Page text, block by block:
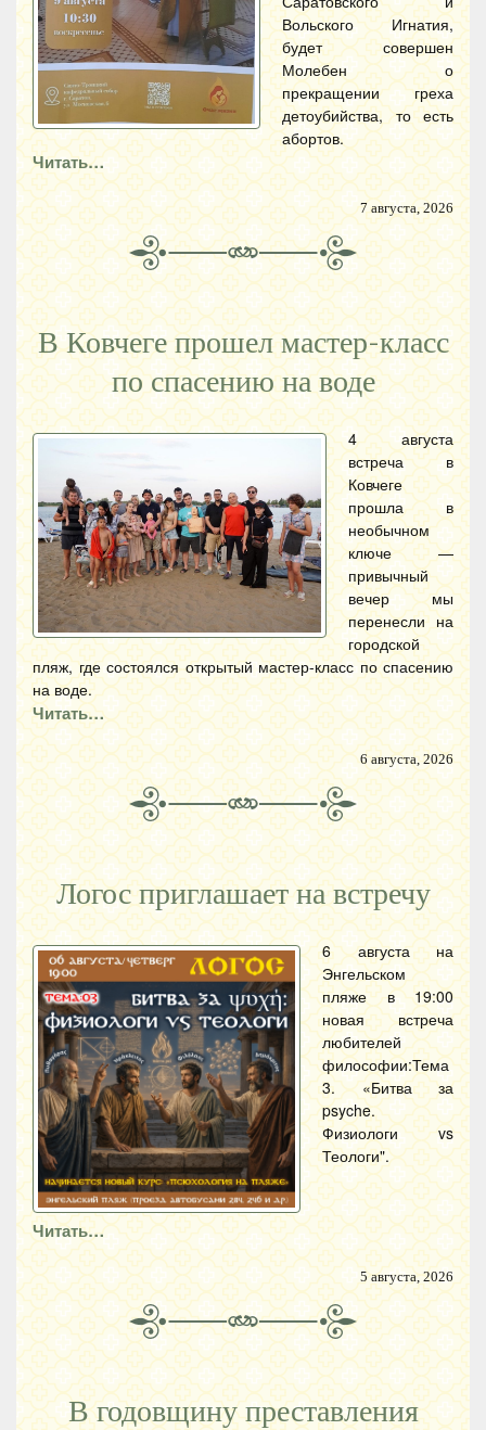
Вольского Игнатия,
будет совершен
Молебен о
прекращении греха
детоубийства, то есть
абортов.
Читать…
7 августа, 2026
В Ковчеге прошел мастер-класс
по спасению на воде
4 августа
встреча в
Ковчеге
прошла в
необычном
ключе —
привычный
вечер мы
перенесли на
городской
пляж, где состоялся открытый мастер-класс по спасению
на воде.
Читать…
6 августа, 2026
Логос приглашает на встречу
6 августа на
Энгельском
пляже в 19:00
новая встреча
любителей
философии:Тема
3. «Битва за
psyche.
Физиологи vs
Теологи".
Читать…
5 августа, 2026
В годовщину преставления